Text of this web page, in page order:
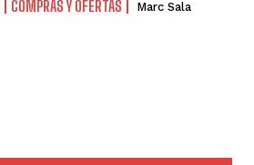
COMPRAS Y OFERTAS Marc Sala